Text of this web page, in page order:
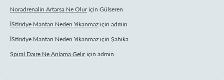
Noradrenalin Artarsa Ne Oluriçin Gülseren
İStiridye Mantarı Neden Yıkanmaz için admin
İStiridye Mantarı Neden Yıkanmaz için Şahika
Spiral Daire Ne Anlama Geliriçin admin